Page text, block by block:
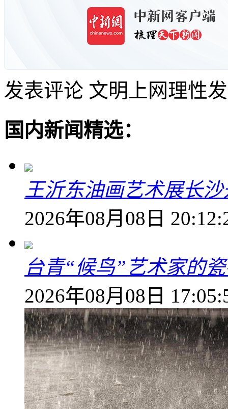
发表评论 文明上网理性
国内新闻精选：
王沂东油画艺术展长
2026年08月08日
台青“候鸟”艺术家的
2026年08月08日